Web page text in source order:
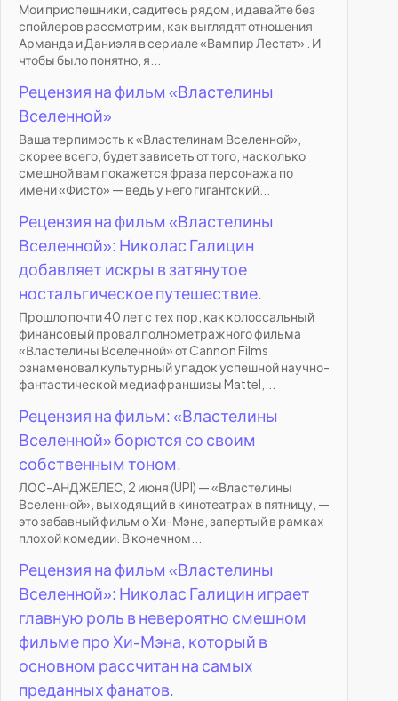
Мои приспешники, садитесь рядом, и давайте без
спойлеров рассмотрим, как выглядят отношения
Арманда и Даниэля в сериале «Вампир Лестат» . И
чтобы было понятно, я...
Рецензия на фильм «Властелины
Вселенной»
Ваша терпимость к «Властелинам Вселенной»,
скорее всего, будет зависеть от того, насколько
смешной вам покажется фраза персонажа по
имени «Фисто» — ведь у него гигантский...
Рецензия на фильм «Властелины
Вселенной»: Николас Галицин
добавляет искры в затянутое
ностальгическое путешествие.
Прошло почти 40 лет с тех пор, как колоссальный
финансовый провал полнометражного фильма
«Властелины Вселенной» от Cannon Films
ознаменовал культурный упадок успешной научно-
фантастической медиафраншизы Mattel,...
Рецензия на фильм: «Властелины
Вселенной» борются со своим
собственным тоном.
ЛОС-АНДЖЕЛЕС, 2 июня (UPI) — «Властелины
Вселенной», выходящий в кинотеатрах в пятницу, —
это забавный фильм о Хи-Мэне, запертый в рамках
плохой комедии. В конечном...
Рецензия на фильм «Властелины
Вселенной»: Николас Галицин играет
главную роль в невероятно смешном
фильме про Хи-Мэна, который в
основном рассчитан на самых
преданных фанатов.